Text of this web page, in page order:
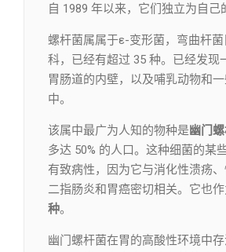
自 1989 年以来，它们独立为自己
螺杆菌属属于ε-变形菌，弯曲杆
科，已经有超过 35 种。已经发现
胃肠道的内壁，以及哺乳动物和
中。
该属中最广为人知的物种是 幽门
多达 50% 的人口。这种细菌的某
有致病性，因为它与消化性溃疡
二指肠炎和胃癌密切相关。它也
种。
幽门螺杆菌在胃的高酸性环境中